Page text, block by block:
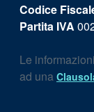
Codice
Partita IVA
Le
ad una